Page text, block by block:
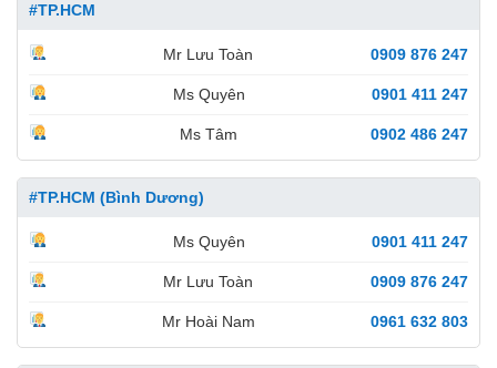
#TP.HCM
Mr Lưu Toàn 0909 876 247
Ms Quyên 0901 411 247
Ms Tâm 0902 486 247
#TP.HCM (Bình Dương)
Ms Quyên 0901 411 247
Mr Lưu Toàn 0909 876 247
Mr Hoài Nam 0961 632 803